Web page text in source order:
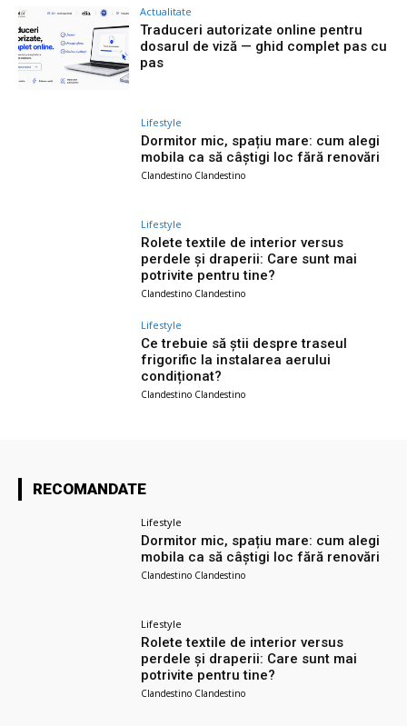
Actualitate
Traduceri autorizate online pentru
dosarul de viză — ghid complet pas cu
pas
Lifestyle
Dormitor mic, spațiu mare: cum alegi
mobila ca să câștigi loc fără renovări
Clandestino Clandestino
Lifestyle
Rolete textile de interior versus
perdele și draperii: Care sunt mai
potrivite pentru tine?
Clandestino Clandestino
Lifestyle
Ce trebuie să știi despre traseul
frigorific la instalarea aerului
condiționat?
Clandestino Clandestino
RECOMANDATE
Lifestyle
Dormitor mic, spațiu mare: cum alegi
mobila ca să câștigi loc fără renovări
Clandestino Clandestino
Lifestyle
Rolete textile de interior versus
perdele și draperii: Care sunt mai
potrivite pentru tine?
Clandestino Clandestino